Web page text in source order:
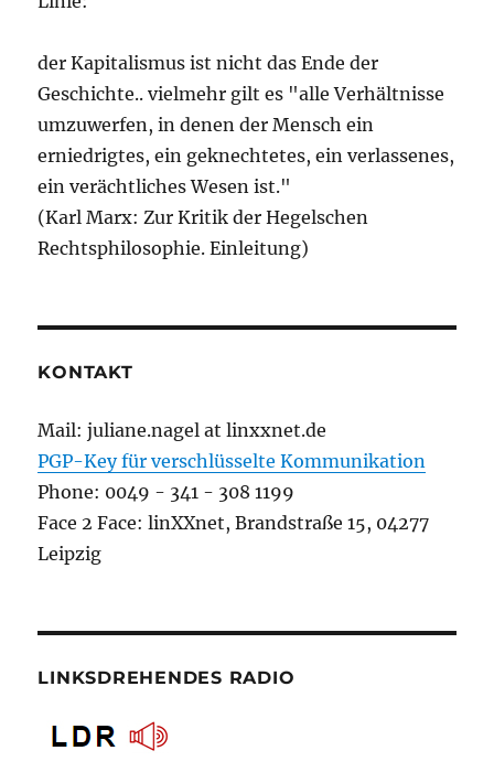
der Kapitalismus ist nicht das Ende der
Geschichte.. vielmehr gilt es "alle Verhältnisse
umzuwerfen, in denen der Mensch ein
erniedrigtes, ein geknechtetes, ein verlassenes,
ein verächtliches Wesen ist."
(Karl Marx: Zur Kritik der Hegelschen
Rechtsphilosophie. Einleitung)
KONTAKT
Mail: juliane.nagel at linxxnet.de
PGP-Key für verschlüsselte Kommunikation
Phone: 0049 - 341 - 308 1199
Face 2 Face: linXXnet, Brandstraße 15, 04277
Leipzig
LINKSDREHENDES RADIO